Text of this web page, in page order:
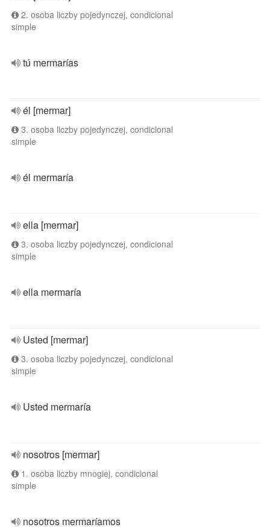
2. osoba liczby pojedynczej, condicional
simple
tú mermarías
él [mermar]
3. osoba liczby pojedynczej, condicional
simple
él mermaría
ella [mermar]
3. osoba liczby pojedynczej, condicional
simple
ella mermaría
Usted [mermar]
3. osoba liczby pojedynczej, condicional
simple
Usted mermaría
nosotros [mermar]
1. osoba liczby mnogiej, condicional
simple
nosotros mermaríamos